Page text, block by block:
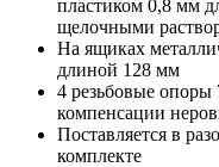
пластиком 0,8 мм
щелочными
На ящиках
длиной 128 мм
4 резьбовые опоры
компенсации
Поставляется в
комплекте